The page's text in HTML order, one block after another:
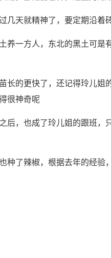
几天就精神了，要定期沿着
养一方人，东北的黑土可是
长的更快了，还记得玲儿姐
很神奇呢
后，也成了玲儿姐的跟班，
种了辣椒，根据去年的经验